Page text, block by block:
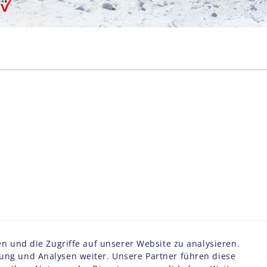
und die Zugriffe auf unserer Website zu analysieren.
und Analysen weiter. Unsere Partner führen diese